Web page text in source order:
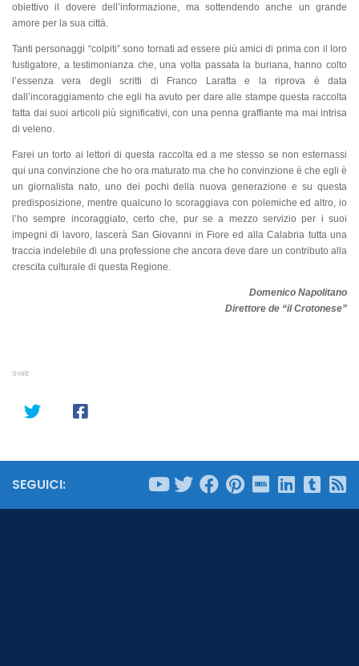
obiettivo il dovere dell’informazione, ma sottendendo anche un grande
amore per la sua città.
Tanti personaggi “colpiti” sono tornati ad essere più amici di prima con il loro
fustigatore, a testimonianza che, una volta passata la buriana, hanno colto
l’essenza vera degli scritti di Franco Laratta e la riprova è data
dall’incoraggiamento che egli ha avuto per dare alle stampe questa raccolta
fatta dai suoi articoli più significativi, con una penna graffiante ma mai intrisa
di veleno.
Farei un torto ai lettori di questa raccolta ed a me stesso se non esternassi
qui una convinzione che ho ora maturato ma che ho convinzione è che egli è
un giornalista nato, uno dei pochi della nuova generazione e su questa
predisposizione, mentre qualcuno lo scoraggiava con polemiche ed altro, io
l’ho sempre incoraggiato, certo che, pur se a mezzo servizio per i suoi
impegni di lavoro, lascerà San Giovanni in Fiore ed alla Calabria tutta una
traccia indelebile di una professione che ancora deve dare un contributo alla
crescita culturale di questa Regione.
Domenico Napolitano
Direttore de “il Crotonese”
SHARE
SEGUICI: